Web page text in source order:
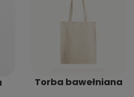
Torba bawełniana